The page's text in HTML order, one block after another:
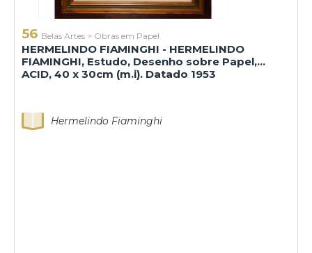
56 Belas Artes > Obras em Papel
HERMELINDO FIAMINGHI - HERMELINDO
FIAMINGHI, Estudo, Desenho sobre Papel,
ACID, 40 x 30cm (m.i). Datado 1953
Hermelindo Fiaminghi